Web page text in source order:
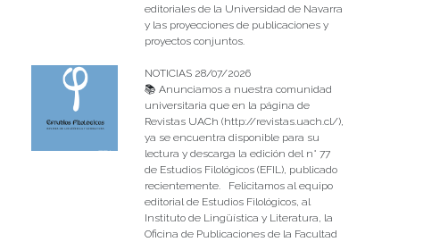
editoriales de la Universidad de Navarra
y las proyecciones de publicaciones y
proyectos conjuntos.
NOTICIAS 28/07/2026
📚 Anunciamos a nuestra comunidad
universitaria que en la página de
Revistas UACh (http://revistas.uach.cl/),
ya se encuentra disponible para su
lectura y descarga la edición del n° 77
de Estudios Filológicos (EFIL), publicado
recientemente. Felicitamos al equipo
editorial de Estudios Filológicos, al
Instituto de Lingüística y Literatura, la
Oficina de Publicaciones de la Facultad